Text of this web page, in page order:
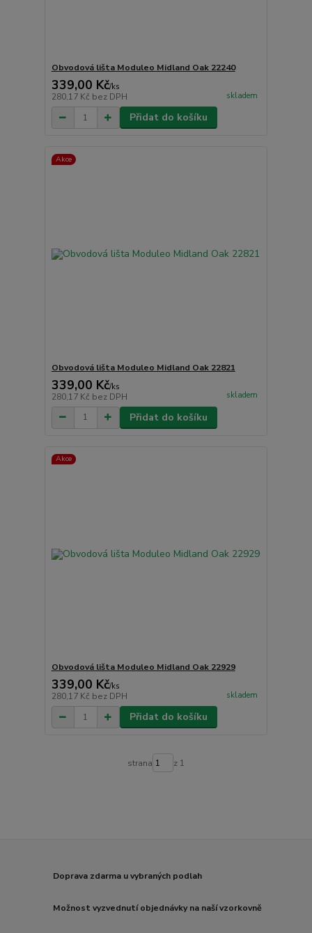
Obvodová lišta Moduleo Midland Oak 22240
339,00 Kč/ks
280,17 Kč bez DPH skladem
Přidat do košíku
Akce
Obvodová lišta Moduleo Midland Oak 22821
339,00 Kč/ks
280,17 Kč bez DPH skladem
Přidat do košíku
Akce
Obvodová lišta Moduleo Midland Oak 22929
339,00 Kč/ks
280,17 Kč bez DPH skladem
Přidat do košíku
strana z 1
Doprava zdarma u vybraných podlah
Možnost vyzvednutí objednávky na naší vzorkovně